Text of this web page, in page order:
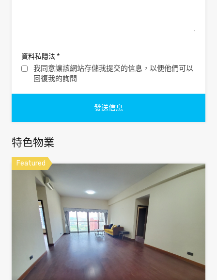
資料私隱法 *
我同意讓該網站存儲我提交的信息，以便他們可以
回復我的詢問
特色物業
Featured